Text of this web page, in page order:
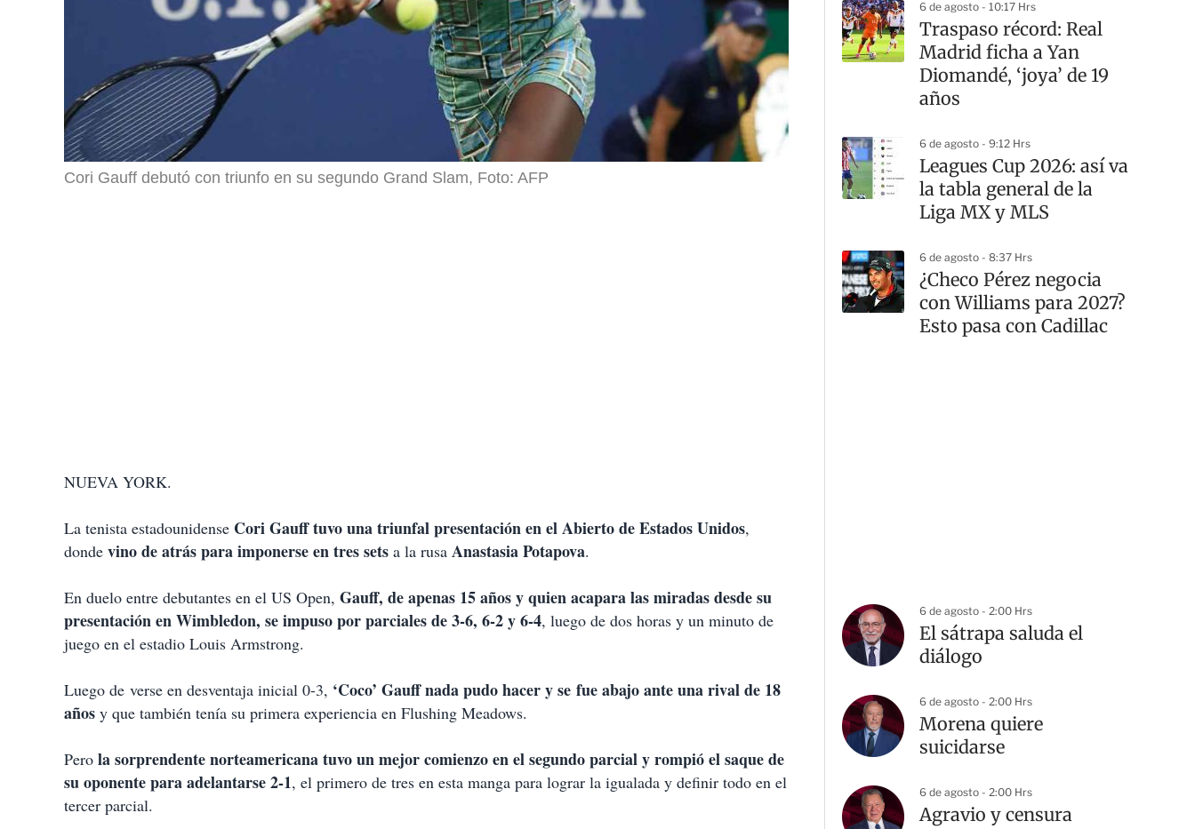
Cori Gauff debutó con triunfo en su segundo Grand Slam, Foto: AFP
NUEVA YORK.
La tenista estadounidense Cori Gauff tuvo una triunfal presentación en el Abierto de Estados Unidos,
donde vino de atrás para imponerse en tres sets a la rusa Anastasia Potapova.
En duelo entre debutantes en el US Open, Gauff, de apenas 15 años y quien acapara las miradas desde su
presentación en Wimbledon, se impuso por parciales de 3-6, 6-2 y 6-4, luego de dos horas y un minuto de
juego en el estadio Louis Armstrong.
Luego de verse en desventaja inicial 0-3, ‘Coco’ Gauff nada pudo hacer y se fue abajo ante una rival de 18
años y que también tenía su primera experiencia en Flushing Meadows.
Pero la sorprendente norteamericana tuvo un mejor comienzo en el segundo parcial y rompió el saque de
su oponente para adelantarse 2-1, el primero de tres en esta manga para lograr la igualada y definir todo en el
tercer parcial.
6 de agosto - 10:17 Hrs
Traspaso récord: Real
Madrid ficha a Yan
Diomandé, ‘joya’ de 19
años
6 de agosto - 9:12 Hrs
Leagues Cup 2026: así va
la tabla general de la
Liga MX y MLS
6 de agosto - 8:37 Hrs
¿Checo Pérez negocia
con Williams para 2027?
Esto pasa con Cadillac
6 de agosto - 2:00 Hrs
El sátrapa saluda el
diálogo
6 de agosto - 2:00 Hrs
Morena quiere
suicidarse
6 de agosto - 2:00 Hrs
Agravio y censura